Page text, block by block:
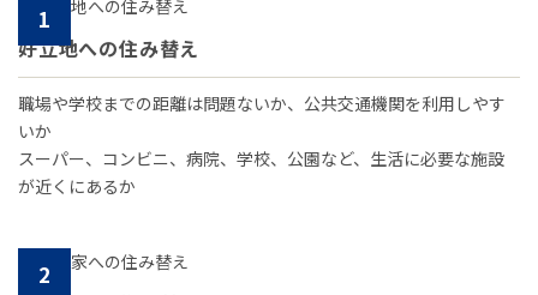
1
好立地への住み替え
職場や学校までの距離は問題ないか、公共交通機関を利用しやす
いか
スーパー、コンビニ、病院、学校、公園など、生活に必要な施設
が近くにあるか
2